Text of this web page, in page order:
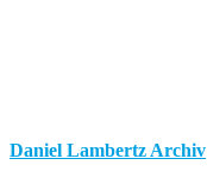
Daniel Lambertz Archiv